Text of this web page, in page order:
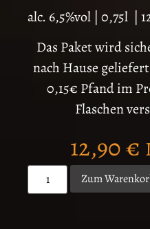
alc. 6,5%vol | 0,75l |
Das Paket wird
nach Hause
0,15€ Pfand im
Flaschen
12,90€
Zum